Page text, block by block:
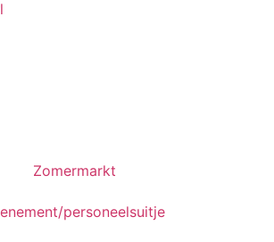
Zomermarkt
personeelsuitje